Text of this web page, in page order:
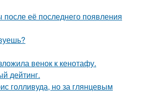
после её последнего появления
венок к кенотафу.
дейтинг.
голливуда, но за глянцевым